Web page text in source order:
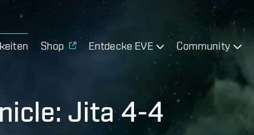
Shop Entdecke EVE Community
Jita 4-4